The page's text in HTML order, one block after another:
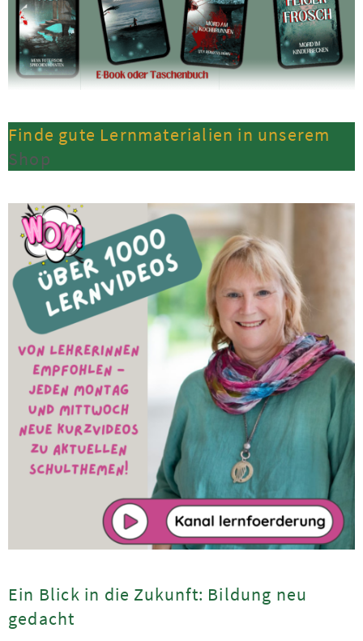
Finde gute Lernmaterialien in unserem
Shop
Ein Blick in die Zukunft: Bildung neu
gedacht